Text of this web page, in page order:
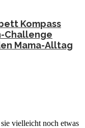
Kompass
Challenge
Mama-Alltag
vielleicht noch etwas